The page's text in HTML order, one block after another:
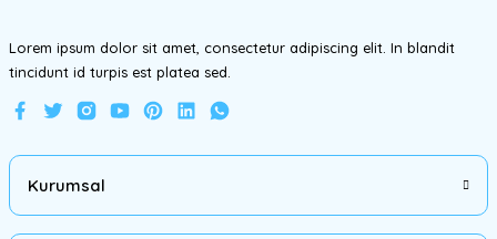
Lorem ipsum dolor sit amet, consectetur adipiscing elit. In blandit
tincidunt id turpis est platea sed.
Kurumsal